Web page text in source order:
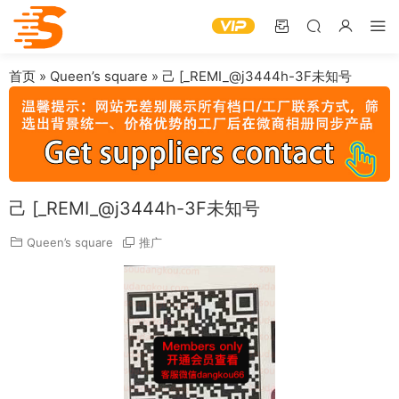
首页 » Queen’s square » 己 [_REMI_@j3444h-3F未知号
己 [_REMI_@j3444h-3F未知号
Queen’s square 推广